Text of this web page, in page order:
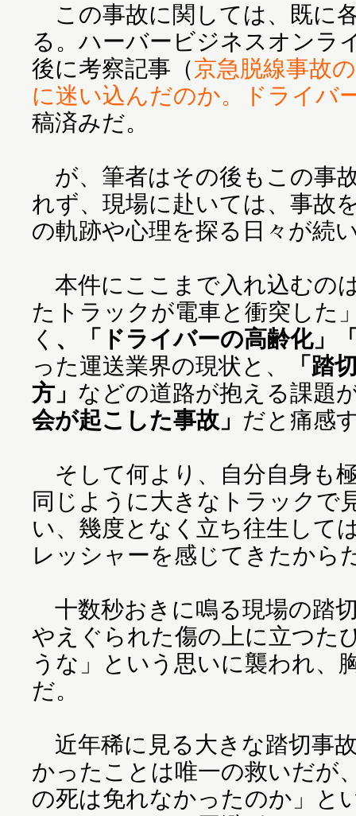
この事故に関しては、既に
る。ハーバービジネスオンラ
後に考察記事（京急脱線事故
に迷い込んだのか。ドライバ
稿済みだ。
が、筆者はその後もこの事
れず、現場に赴いては、事故
の軌跡や心理を探る日々が続
本件にここまで入れ込むの
たトラックが電車と衝突した
く 、「ドライバーの高齢化」
った運送業界の現状と、
「踏
方」 などの道路が抱える課題
会が起こした事故」 だと痛感
そして何より、自分自身も
同じように大きなトラックで
い、幾度となく立ち往生して
レッシャーを感じてきたから
十数秒おきに鳴る現場の踏
やえぐられた傷の上に立つた
うな」という思いに襲われ、
だ。
近年稀に見る大きな踏切事
かったことは唯一の救いだが
の死は免れなかったのか」と